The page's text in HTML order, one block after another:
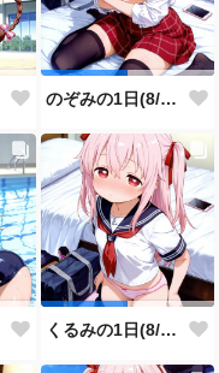
のぞみの1日(8/6投稿分)
くるみの1日(8/3投稿分)